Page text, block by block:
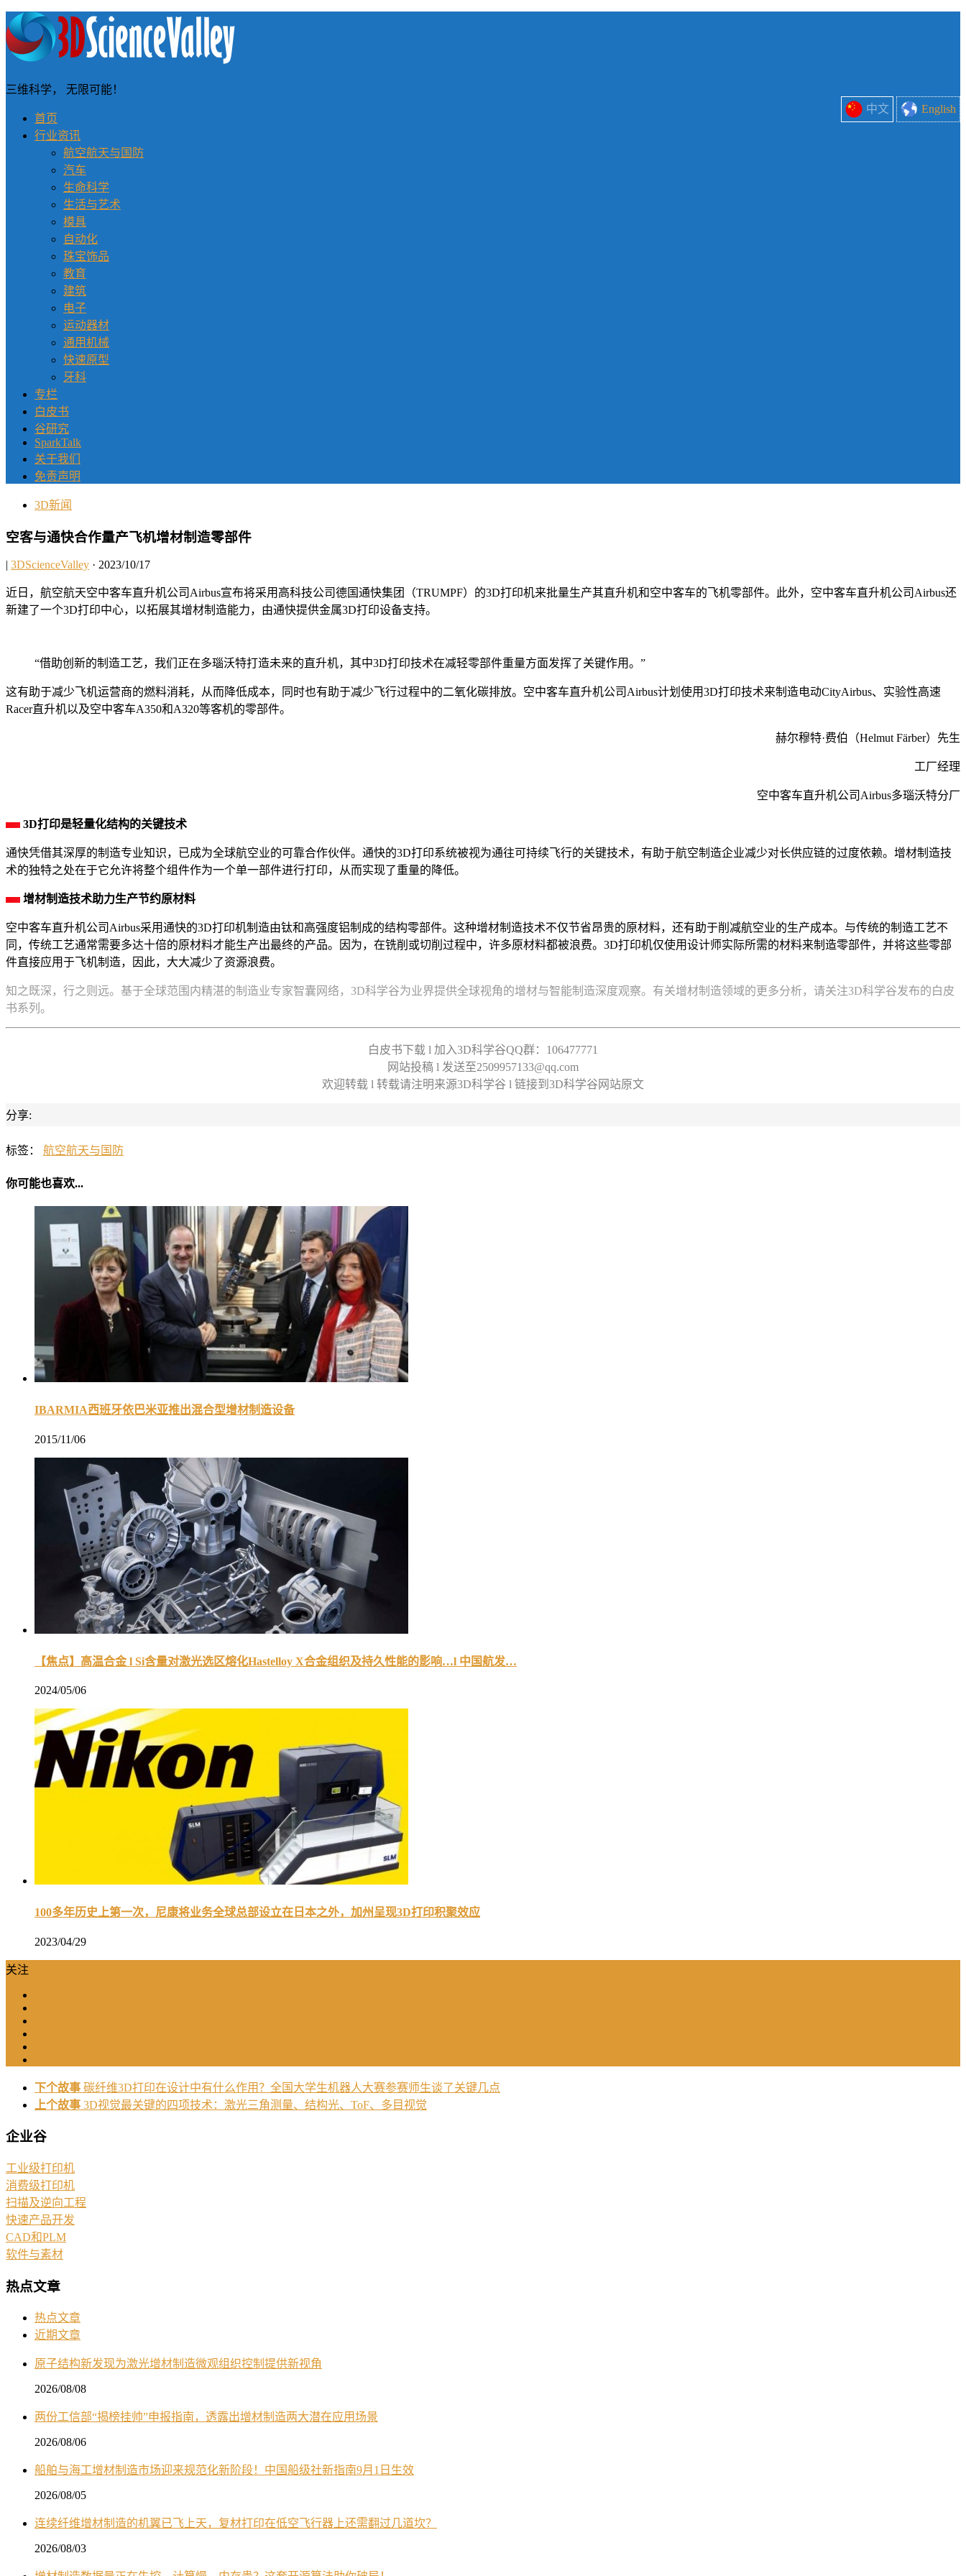
中文 English
三维科学， 无限可能！
首页
行业资讯
航空航天与国防
汽车
生命科学
生活与艺术
模具
自动化
珠宝饰品
教育
建筑
电子
运动器材
通用机械
快速原型
牙科
专栏
白皮书
谷研究
SparkTalk
关于我们
免责声明
3D新闻
空客与通快合作量产飞机增材制造零部件
| 3DScienceValley · 2023/10/17
近日，航空航天空中客车直升机公司Airbus宣布将采用高科技公司德国通快集团（TRUMPF）的3D打印机来批量生产其直升机和空中客车的飞机零部件。此外，空中客车直升机公司Airbus还
新建了一个3D打印中心，以拓展其增材制造能力，由通快提供金属3D打印设备支持。
“借助创新的制造工艺，我们正在多瑙沃特打造未来的直升机，其中3D打印技术在减轻零部件重量方面发挥了关键作用。”
这有助于减少飞机运营商的燃料消耗，从而降低成本，同时也有助于减少飞行过程中的二氧化碳排放。空中客车直升机公司Airbus计划使用3D打印技术来制造电动CityAirbus、实验性高速
Racer直升机以及空中客车A350和A320等客机的零部件。
赫尔穆特·费伯（Helmut Färber）先生
工厂经理
空中客车直升机公司Airbus多瑙沃特分厂
3D打印是轻量化结构的关键技术
通快凭借其深厚的制造专业知识，已成为全球航空业的可靠合作伙伴。通快的3D打印系统被视为通往可持续飞行的关键技术，有助于航空制造企业减少对长供应链的过度依赖。增材制造技
术的独特之处在于它允许将整个组件作为一个单一部件进行打印，从而实现了重量的降低。
增材制造技术助力生产节约原材料
空中客车直升机公司Airbus采用通快的3D打印机制造由钛和高强度铝制成的结构零部件。这种增材制造技术不仅节省昂贵的原材料，还有助于削减航空业的生产成本。与传统的制造工艺不
同，传统工艺通常需要多达十倍的原材料才能生产出最终的产品。因为，在铣削或切削过程中，许多原材料都被浪费。3D打印机仅使用设计师实际所需的材料来制造零部件，并将这些零部
件直接应用于飞机制造，因此，大大减少了资源浪费。
知之既深，行之则远。基于全球范围内精湛的制造业专家智囊网络，3D科学谷为业界提供全球视角的增材与智能制造深度观察。有关增材制造领域的更多分析，请关注3D科学谷发布的白皮
书系列。
白皮书下载 l 加入3D科学谷QQ群：106477771
网站投稿 l 发送至2509957133@qq.com
欢迎转载 l 转载请注明来源3D科学谷 l 链接到3D科学谷网站原文
分享:
标签： 航空航天与国防
你可能也喜欢...
IBARMIA西班牙依巴米亚推出混合型增材制造设备
2015/11/06
【焦点】高温合金 l Si含量对激光选区熔化Hastelloy X合金组织及持久性能的影响…l 中国航发…
2024/05/06
100多年历史上第一次，尼康将业务全球总部设立在日本之外，加州呈现3D打印积聚效应
2023/04/29
关注
下个故事 碳纤维3D打印在设计中有什么作用？全国大学生机器人大赛参赛师生谈了关键几点
上个故事 3D视觉最关键的四项技术：激光三角测量、结构光、ToF、多目视觉
企业谷
工业级打印机
消费级打印机
扫描及逆向工程
快速产品开发
CAD和PLM
软件与素材
热点文章
热点文章
近期文章
原子结构新发现为激光增材制造微观组织控制提供新视角
2026/08/08
两份工信部“揭榜挂帅”申报指南，透露出增材制造两大潜在应用场景
2026/08/06
船舶与海工增材制造市场迎来规范化新阶段！中国船级社新指南9月1日生效
2026/08/05
连续纤维增材制造的机翼已飞上天，复材打印在低空飞行器上还需翻过几道坎？
2026/08/03